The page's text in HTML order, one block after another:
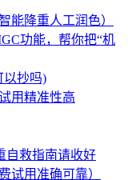
能降重人工润色）
功能，帮你把“机
以抄吗)
用精准性高
自救指南请收好
试用准确可靠）